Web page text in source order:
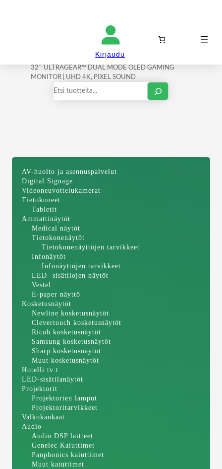
Kirjaudu
Ammattinäytöt/Tietokonenäytöt
32″ ULTRAGEAR™ DUAL MODE OLED GAMING
MONITOR | UHD 4K, PIXEL SOUND
Haku
AV-huolto ja asennuspalvelut
Digital Signage
Videoneuvottelukamerat
Tietokoneet
Tabletit
Ammattinäytöt
Medical näytöt
Tietokonenäytöt
Tietokonenäyttöjen tarvikkeet
Infonäytöt
Infonäyttöjen tarvikkeet
LED -sisätilojen näytöt
Vestel
E-paper näyttö
Kosketusnäytöt
Newline kosketusnäytöt
Clevertouch kosketusnäytöt
Ricoh kosketusnäytöt
Samsung kosketusnäytöt
Sharp kosketusnäytöt
Muut kosketusnäytöt
Hotelli tv:t
LED-sisätilanäytöt
Projektorit
Projektorien lamput
Projektoritarvikkeet
Valkokankaat
Audio
Audio DSP laitteet
Genelec Kaiuttimet
Panphonics kaiuttimet
Muut kaiuttimet